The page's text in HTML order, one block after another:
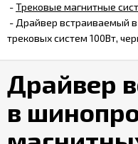
Прайс-
лист
Доставка
и
оплата
-Трековые магнитные
- Драйвер встраиваемый
трековых систем 100Вт,
Драйвер
в